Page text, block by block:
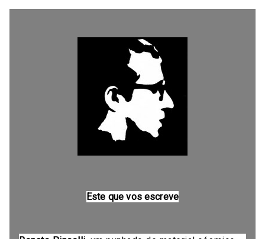
Este que vos escreve